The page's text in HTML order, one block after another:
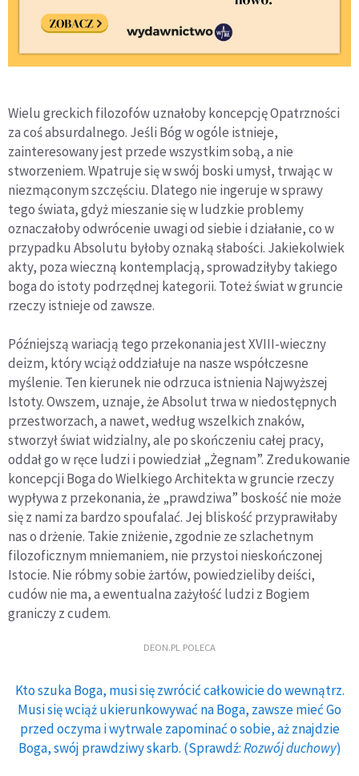
Wielu greckich filozofów uznałoby koncepcję Opatrzności
za coś absurdalnego. Jeśli Bóg w ogóle istnieje,
zainteresowany jest przede wszystkim sobą, a nie
stworzeniem. Wpatruje się w swój boski umysł, trwając w
niezmąconym szczęściu. Dlatego nie ingeruje w sprawy
tego świata, gdyż mieszanie się w ludzkie problemy
oznaczałoby odwrócenie uwagi od siebie i działanie, co w
przypadku Absolutu byłoby oznaką słabości. Jakiekolwiek
akty, poza wieczną kontemplacją, sprowadziłyby takiego
boga do istoty podrzędnej kategorii. Toteż świat w gruncie
rzeczy istnieje od zawsze.
Późniejszą wariacją tego przekonania jest XVIII-wieczny
deizm, który wciąż oddziałuje na nasze współczesne
myślenie. Ten kierunek nie odrzuca istnienia Najwyższej
Istoty. Owszem, uznaje, że Absolut trwa w niedostępnych
przestworzach, a nawet, według wszelkich znaków,
stworzył świat widzialny, ale po skończeniu całej pracy,
oddał go w ręce ludzi i powiedział „Żegnam”. Zredukowanie
koncepcji Boga do Wielkiego Architekta w gruncie rzeczy
wypływa z przekonania, że „prawdziwa” boskość nie może
się z nami za bardzo spoufalać. Jej bliskość przyprawiłaby
nas o drżenie. Takie zniżenie, zgodnie ze szlachetnym
filozoficznym mniemaniem, nie przystoi nieskończonej
Istocie. Nie róbmy sobie żartów, powiedzieliby deiści,
cudów nie ma, a ewentualna zażyłość ludzi z Bogiem
graniczy z cudem.
DEON.PL POLECA
Kto szuka Boga, musi się zwrócić całkowicie do wewnątrz.
Musi się wciąż ukierunkowywać na Boga, zawsze mieć Go
przed oczyma i wytrwale zapominać o sobie, aż znajdzie
Boga, swój prawdziwy skarb. (Sprawdź:Rozwój duchowy)